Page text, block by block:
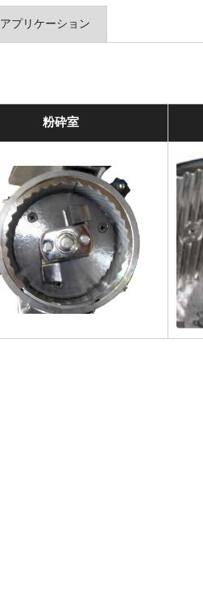
アプリケーション
粉砕室